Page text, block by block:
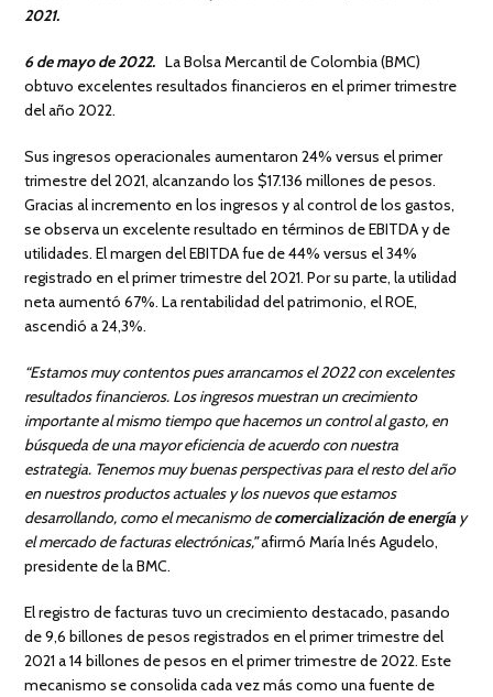
2021.
6 de mayo de 2022. La Bolsa Mercantil de Colombia (BMC)
obtuvo excelentes resultados financieros en el primer trimestre
del año 2022.
Sus ingresos operacionales aumentaron 24% versus el primer
trimestre del 2021, alcanzando los $17.136 millones de pesos.
Gracias al incremento en los ingresos y al control de los gastos,
se observa un excelente resultado en términos de EBITDA y de
utilidades. El margen del EBITDA fue de 44% versus el 34%
registrado en el primer trimestre del 2021. Por su parte, la utilidad
neta aumentó 67%. La rentabilidad del patrimonio, el ROE,
ascendió a 24,3%.
“Estamos muy contentos pues arrancamos el 2022 con excelentes
resultados financieros. Los ingresos muestran un crecimiento
importante al mismo tiempo que hacemos un control al gasto, en
búsqueda de una mayor eficiencia de acuerdo con nuestra
estrategia. Tenemos muy buenas perspectivas para el resto del año
en nuestros productos actuales y los nuevos que estamos
desarrollando, como el mecanismo decomercialización de energíay
el mercado de facturas electrónicas,”afirmó María Inés Agudelo,
presidente de la BMC.
El registro de facturas tuvo un crecimiento destacado, pasando
de 9,6 billones de pesos registrados en el primer trimestre del
2021 a 14 billones de pesos en el primer trimestre de 2022. Este
mecanismo se consolida cada vez más como una fuente de